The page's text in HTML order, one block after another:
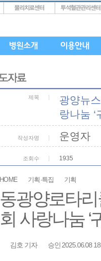
제목
광양뉴
랑나눔 ‘
작성자명 운영자
조회수 1935
HOME 기획·특집 기획
동광양로타
회 사랑나눔 ‘
김호 기자 승인 2025.06.08